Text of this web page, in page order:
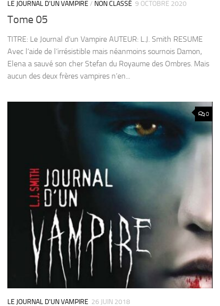
LE JOURNAL D'UN VAMPIRE / NON CLASSÉ 9 OCTOBRE 2020
Tome 05
TITRE: Le Journal d’un Vampire AUTEUR: L.J. Smith RESUME
Avec l’aide de l’irrésistible mais néanmoins sournois Damon,
Elena a sauvé son cher Stefan du Royaume des Ombres. Mais
aucun des deux frères vampires n’en...
0
LE JOURNAL D'UN VAMPIRE 26 JUIN 2018